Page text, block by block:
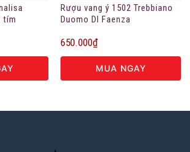
tím
Rượu vang ý 1502 Trebbiano
Duomo DI Faenza
650.000₫
MUA NGAY